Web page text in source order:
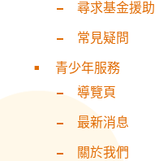
尋求基金援助
常見疑問
青少年服務
導覽頁
最新消息
關於我們